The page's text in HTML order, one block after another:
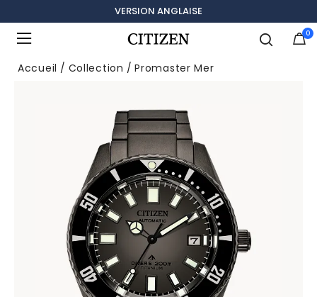
VERSION ANGLAISE
0
Accueil Collection Promaster Mer